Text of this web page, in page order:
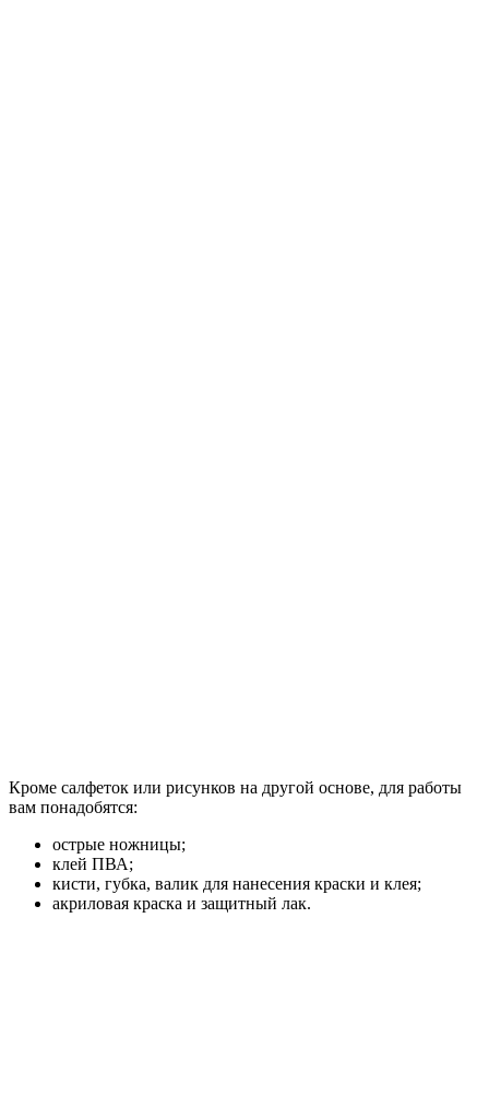
Кроме салфеток или рисунков на другой основе, для работы
вам понадобятся:
острые ножницы;
клей ПВА;
кисти, губка, валик для нанесения краски и клея;
акриловая краска и защитный лак.